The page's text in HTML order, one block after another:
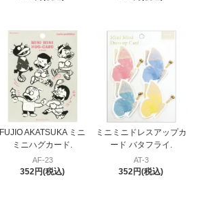
FUJIO AKATSUKA ミニ
ミニハグカード.
AF-23
352円(税込)
ミニミニドレスアップカ
ード バタフライ.
AT-3
352円(税込)